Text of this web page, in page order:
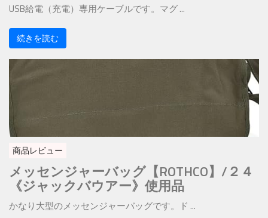
USB給電（充電）専用ケーブルです。マグ ...
続きを読む
商品レビュー
メッセンジャーバッグ【ROTHCO】/２４
《ジャックバウアー》使用品
かなり大型のメッセンジャーバッグです。ド ...